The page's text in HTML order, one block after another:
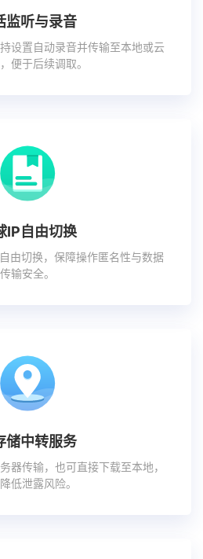
监听与录音
设置自动录音并传输至本地或云
便于后续调取。
IP自由切换
由切换，保障操作匿名性与数据
传输安全。
储中转服务
器传输，也可直接下载至本地，
低泄露风险。